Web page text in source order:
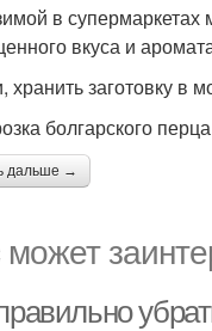
в супермаркетах
вкуса и
хранить заготовку в
болгарского
дальше →